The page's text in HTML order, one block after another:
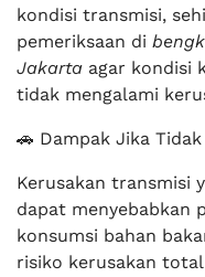
kondisi transmisi,
pemeriksaan di
Jakarta agar kondisi
tidak mengalami
🚗 Dampak Jika
Kerusakan transmisi
dapat menyebabkan
konsumsi bahan
risiko kerusakan